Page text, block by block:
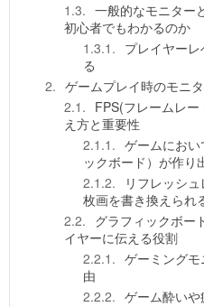
一般的なモニター
初心者でもわかるのか
プレイヤー
る
ゲームプレイ時のモニ
FPS(フレームレ
え方と重要性
ゲームにお
ックボード）が作り
リフレッシ
枚画を書き換えられ
グラフィックボー
イヤーに伝える役割
ゲーミング
由
ゲーム酔い